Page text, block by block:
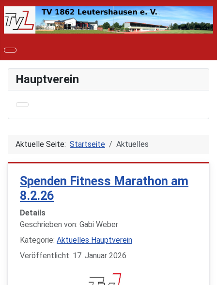
Hauptverein
Aktuelle Seite: Startseite Aktuelles
Spenden Fitness Marathon am
8.2.26
Details
Geschrieben von: Gabi Weber
Kategorie: Aktuelles Hauptverein
Veröffentlicht: 17. Januar 2026